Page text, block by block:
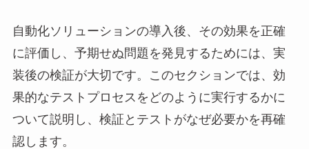
自動化ソリューションの導入後、その効果を正確
に評価し、予期せぬ問題を発見するためには、実
装後の検証が大切です。このセクションでは、効
果的なテストプロセスをどのように実行するかに
ついて説明し、検証とテストがなぜ必要かを再確
認します。